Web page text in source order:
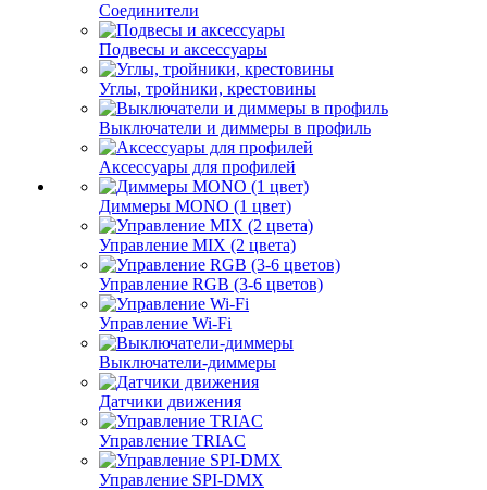
Соединители
Подвесы и аксессуары
Углы, тройники, крестовины
Выключатели и диммеры в профиль
Аксессуары для профилей
Диммеры MONO (1 цвет)
Управление MIX (2 цвета)
Управление RGB (3-6 цветов)
Управление Wi-Fi
Выключатели-диммеры
Датчики движения
Управление TRIAC
Управление SPI-DMX